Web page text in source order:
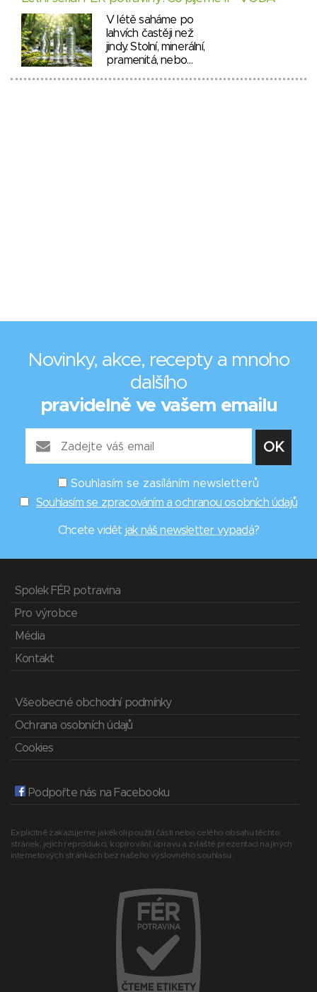
V létě saháme po
lahvích častěji než
jindy. Stolní, minerální,
pramenitá, nebo…
Novinky, akce, recepty a mnoho
dalšího
pravidelně ve vašem emailu
Souhlasím se zasíláním newsletterů
Souhlasím se zpracováním a ochranou osobních údajů
Chcete vidět jak náš newsletter vypadá?
Spolek FÉR potravina
Pro výrobce
Média
Kontakt
Všeobecné obchodní podmínky
Ochrana osobních údajů
Cookies
Podpořte nás na Facebooku
Explicitně zakazujeme jakékoli použití části nebo celého obsahu těchto
stránek, jejich reprodukci, kopírování, úpravu a zvláště prezentaci na jiných
internetových stránkách bez našeho výslovného souhlasu.